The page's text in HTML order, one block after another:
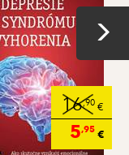
16,90€
5,95€